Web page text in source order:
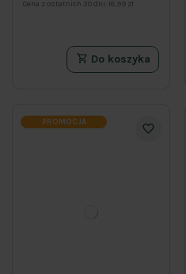
Cena z ostatnich 30 dni: 18,99 zł
Do koszyka
PROMOCJA